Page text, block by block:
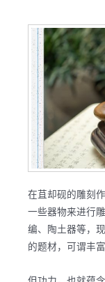
在苴却砚的雕刻
一些器物来进行
编、陶土器等，
的题材，可谓丰富